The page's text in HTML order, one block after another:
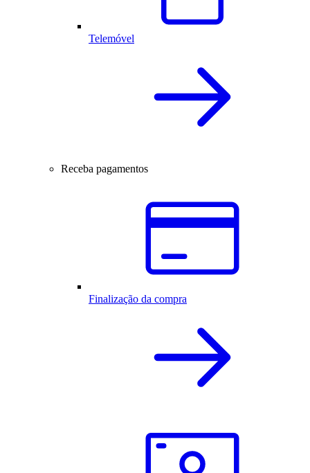
Telemóvel
Receba pagamentos
Finalização da compra